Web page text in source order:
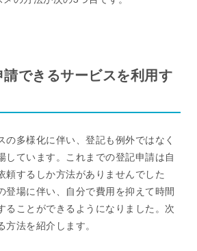
請できるサービスを利用す
の多様化に伴い、登記も例外ではなく
しています。これまでの登記申請は自
頼するしか方法がありませんでした
登場に伴い、自分で費用を抑えて時間
ることができるようになりました。次
法を紹介します。